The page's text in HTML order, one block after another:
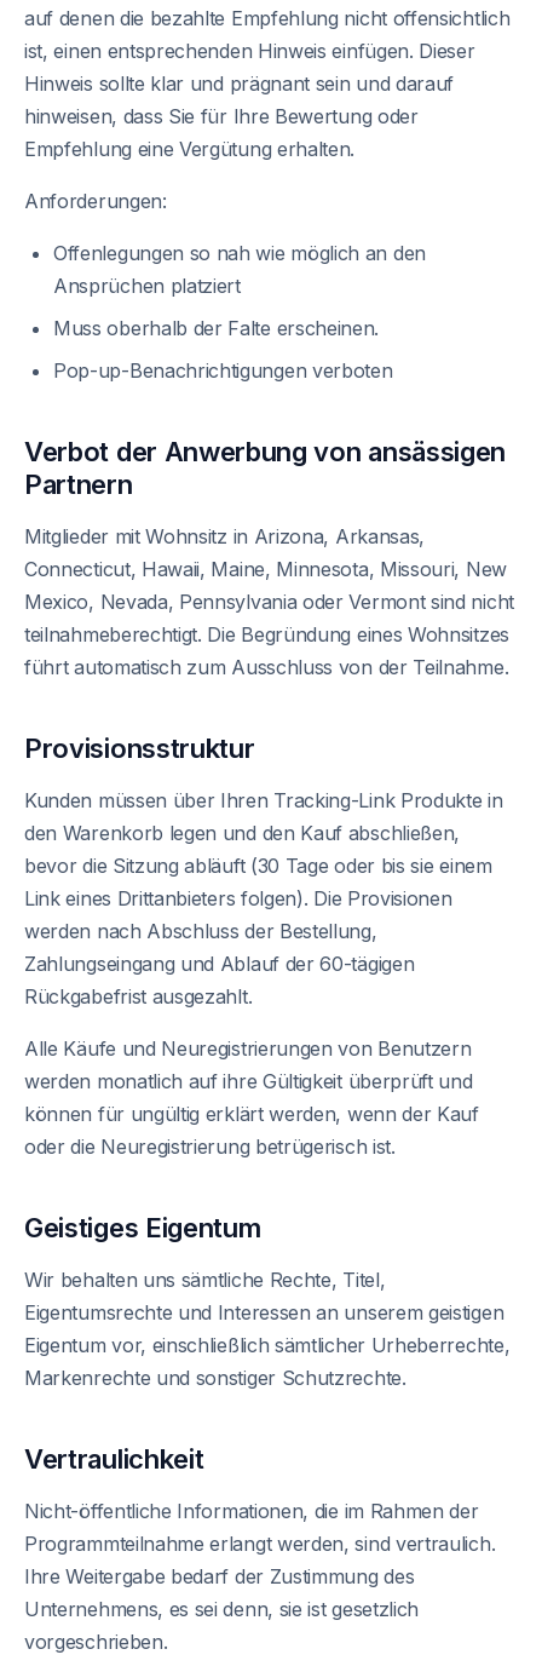
auf denen die bezahlte Empfehlung nicht offensichtlich
ist, einen entsprechenden Hinweis einfügen. Dieser
Hinweis sollte klar und prägnant sein und darauf
hinweisen, dass Sie für Ihre Bewertung oder
Empfehlung eine Vergütung erhalten.
Anforderungen:
Offenlegungen so nah wie möglich an den
Ansprüchen platziert
Muss oberhalb der Falte erscheinen.
Pop-up-Benachrichtigungen verboten
Verbot der Anwerbung von ansässigen
Partnern
Mitglieder mit Wohnsitz in Arizona, Arkansas,
Connecticut, Hawaii, Maine, Minnesota, Missouri, New
Mexico, Nevada, Pennsylvania oder Vermont sind nicht
teilnahmeberechtigt. Die Begründung eines Wohnsitzes
führt automatisch zum Ausschluss von der Teilnahme.
Provisionsstruktur
Kunden müssen über Ihren Tracking-Link Produkte in
den Warenkorb legen und den Kauf abschließen,
bevor die Sitzung abläuft (30 Tage oder bis sie einem
Link eines Drittanbieters folgen). Die Provisionen
werden nach Abschluss der Bestellung,
Zahlungseingang und Ablauf der 60-tägigen
Rückgabefrist ausgezahlt.
Alle Käufe und Neuregistrierungen von Benutzern
werden monatlich auf ihre Gültigkeit überprüft und
können für ungültig erklärt werden, wenn der Kauf
oder die Neuregistrierung betrügerisch ist.
Geistiges Eigentum
Wir behalten uns sämtliche Rechte, Titel,
Eigentumsrechte und Interessen an unserem geistigen
Eigentum vor, einschließlich sämtlicher Urheberrechte,
Markenrechte und sonstiger Schutzrechte.
Vertraulichkeit
Nicht-öffentliche Informationen, die im Rahmen der
Programmteilnahme erlangt werden, sind vertraulich.
Ihre Weitergabe bedarf der Zustimmung des
Unternehmens, es sei denn, sie ist gesetzlich
vorgeschrieben.